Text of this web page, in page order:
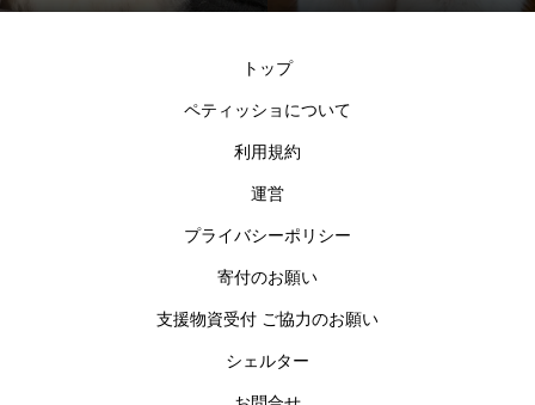
トップ
ペティッショについて
利用規約
運営
プライバシーポリシー
寄付のお願い
支援物資受付 ご協力のお願い
シェルター